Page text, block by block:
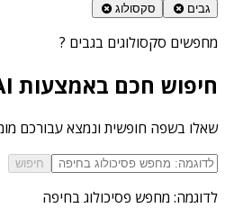
גבים סקסולוג
מחפשים סקסולוגים בגבים ?
חיפוש חכם באמצעות AI
שאלו בשפה חופשית ונמצא עבורכם
חיפוש
לדוגמה: מחפש פסיכולוג בחיפה